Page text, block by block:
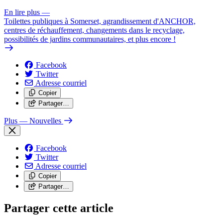
En lire plus —
Toilettes publiques à Somerset, agrandissement d'ANCHOR,
centres de réchauffement, changements dans le recyclage,
possibilités de jardins communautaires, et plus encore !
Facebook
Twitter
Adresse courriel
Copier
Partager…
Plus — Nouvelles
Facebook
Twitter
Adresse courriel
Copier
Partager…
Partager cette article